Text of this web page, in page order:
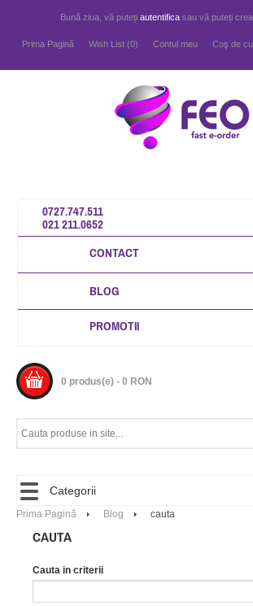
Bună ziua, vă puteți autentifica sau vă puteți
Prima Pagină Wish List (0) Contul meu Coş de
0727.747.511
021 211.0652
CONTACT
BLOG
PROMOTII
0 produs(e) - 0 RON
Categorii
Prima Pagină Blog cauta
CAUTA
Cauta in criterii